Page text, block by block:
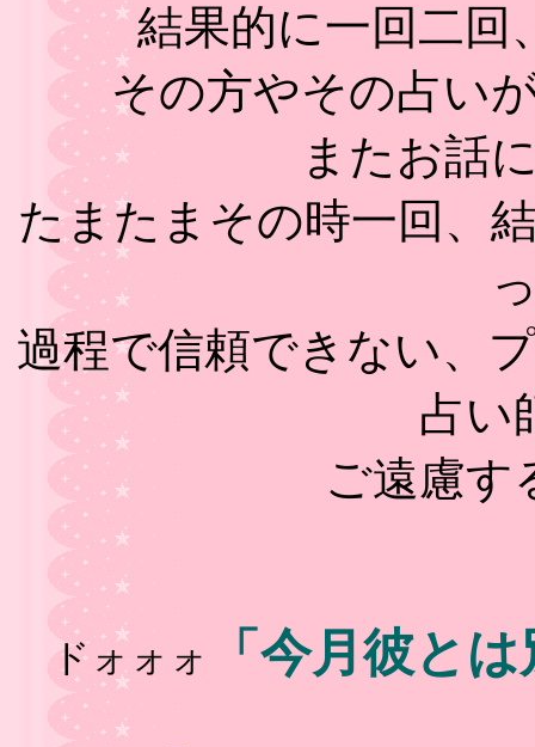
結果的に一回二回
その方やその占い
またお話
たまたまその時一回、
過程で信頼できない、
占い
ご遠慮す
ドォォォ 「今月彼と